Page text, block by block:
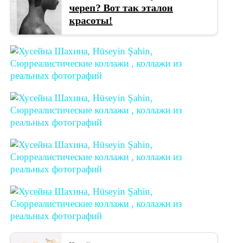
череп? Вот так эталон
красоты!